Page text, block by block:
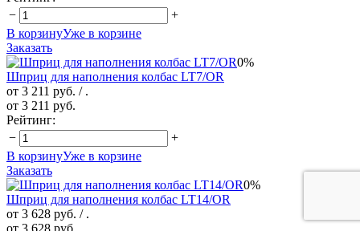
−
+
В корзинуУже в корзине
Заказать
0%
Шприц для наполнения колбас LT7/OR
от 3 211 руб. / .
от 3 211 руб.
Рейтинг:
−
+
В корзинуУже в корзине
Заказать
0%
Шприц для наполнения колбас LT14/OR
от 3 628 руб. / .
от 3 628 руб.